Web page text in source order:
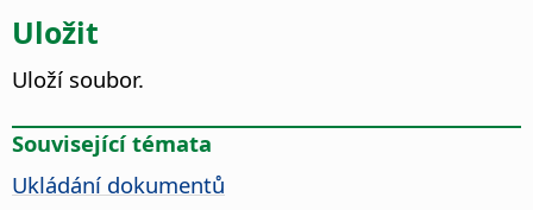
Uložit
Uloží soubor.
Související témata
Ukládání dokumentů